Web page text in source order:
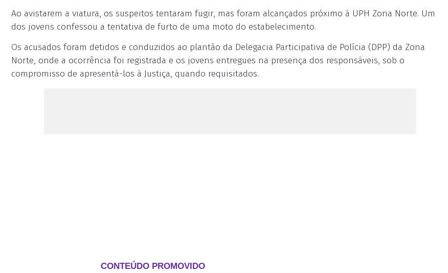
Ao avistarem a viatura, os suspeitos tentaram fugir, mas foram alcançados próximo à UPH Zona Norte. Um
dos jovens confessou a tentativa de furto de uma moto do estabelecimento.
Os acusados foram detidos e conduzidos ao plantão da Delegacia Participativa de Polícia (DPP) da Zona
Norte, onde a ocorrência foi registrada e os jovens entregues na presença dos responsáveis, sob o
compromisso de apresentá-los à Justiça, quando requisitados.